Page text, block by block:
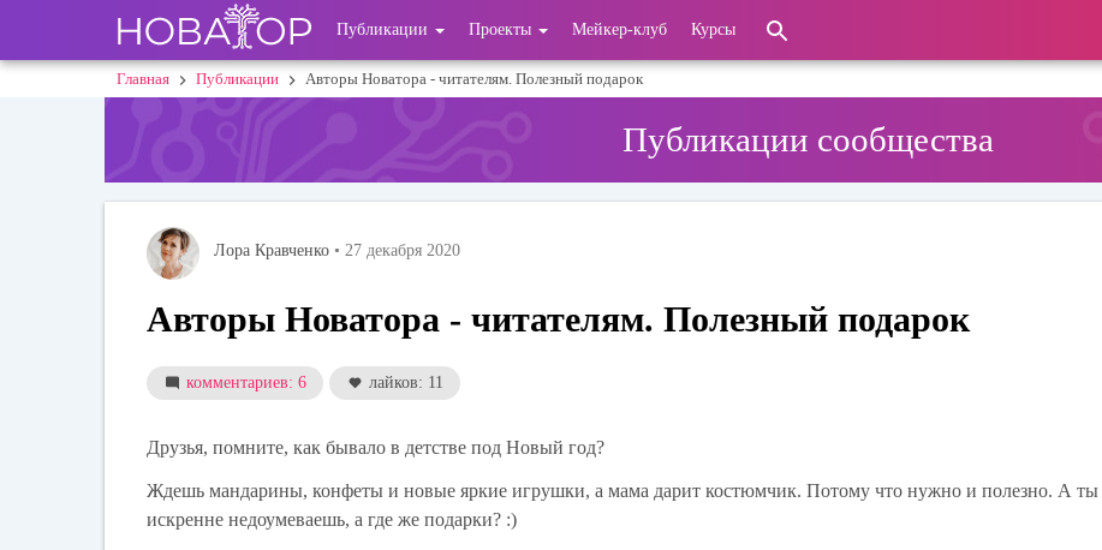
основному
User
account
Публикации Проекты Мейкер-клуб Курсы
Строка
Главная Публикации Авторы Новатора - читателям. Полезный подарок
Публикации сообщества
Лора Кравченко • 27 декабря 2020
Авторы Новатора - читателям. Полезный подарок
комментариев: 6 лайков: 11
Друзья, помните, как бывало в детстве под Новый год?
Ждешь мандарины, конфеты и новые яркие игрушки, а мама дарит костюмчик. Потому что нужно и полезно. А ты
искренне недоумеваешь, а где же подарки? :)